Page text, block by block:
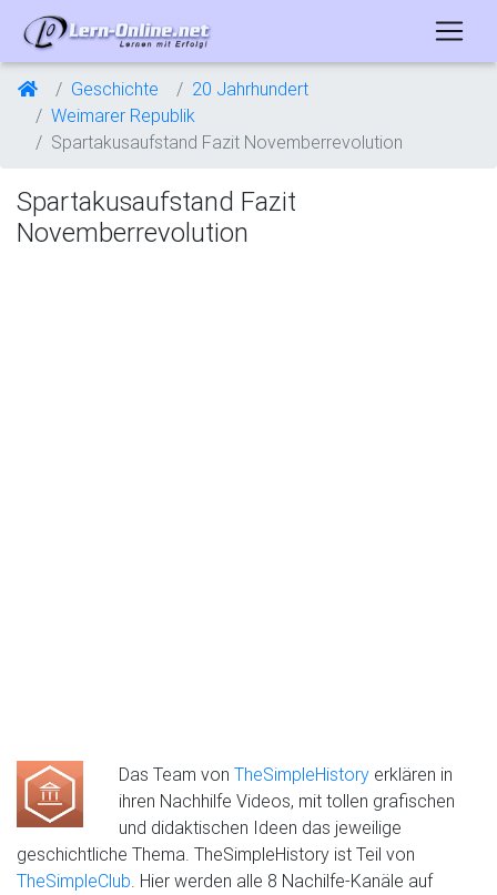
Geschichte
20 Jahrhundert
Weimarer Republik
Spartakusaufstand Fazit Novemberrevolution
Spartakusaufstand Fazit
Novemberrevolution
Das Team von TheSimpleHistory erklären in
ihren Nachhilfe Videos, mit tollen grafischen
und didaktischen Ideen das jeweilige
geschichtliche Thema. TheSimpleHistory ist Teil von
TheSimpleClub. Hier werden alle 8 Nachilfe-Kanäle auf